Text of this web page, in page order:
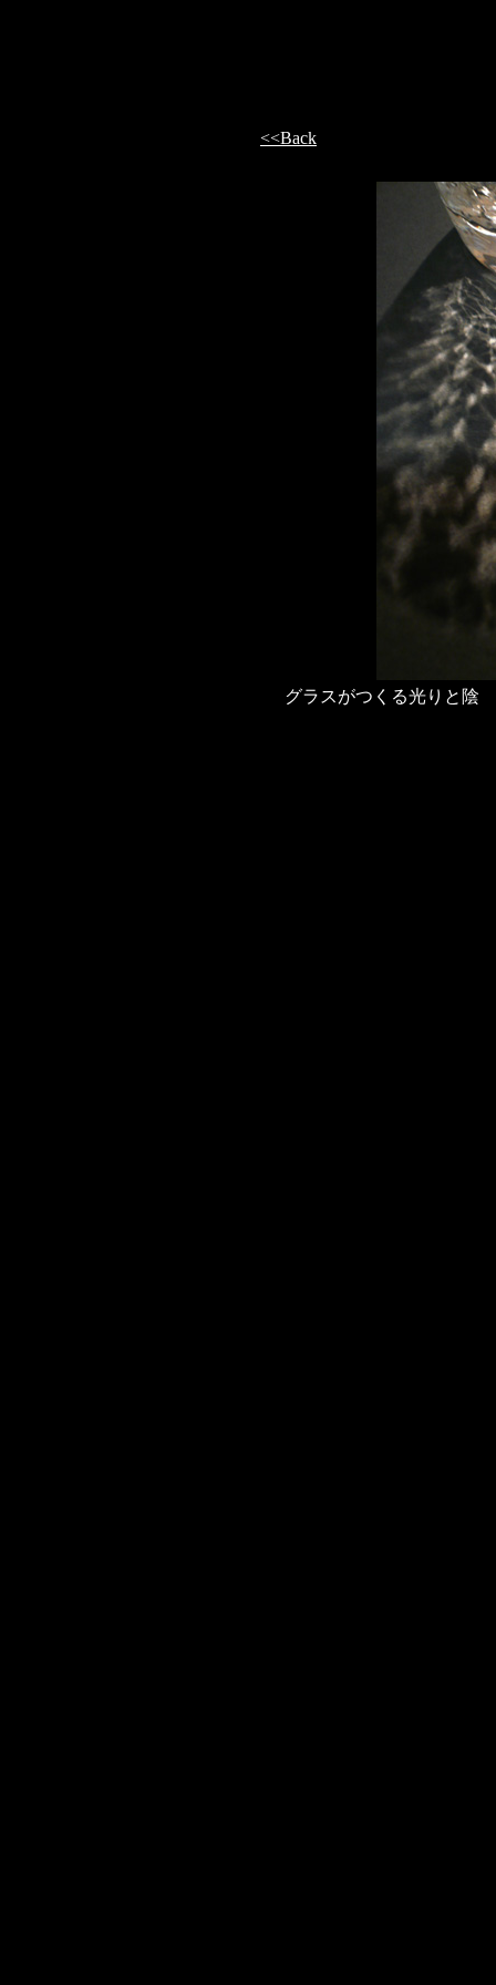
<<Back
グラスがつくる光りと陰